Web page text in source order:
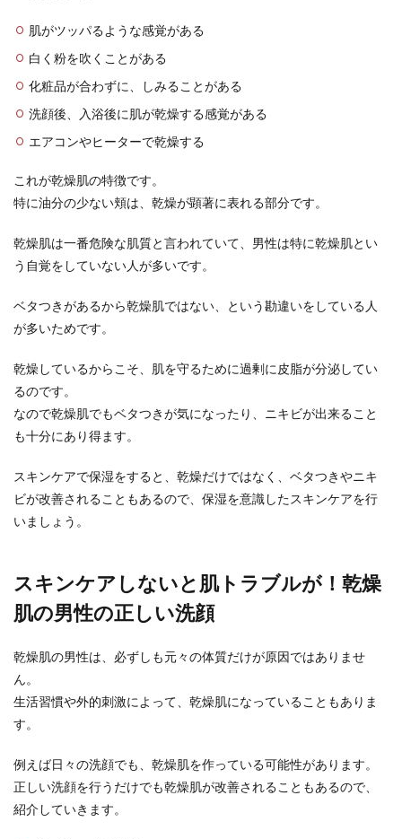
テるカッコいいイメージになりたいという男性
左手薬指に指輪をする男性は既婚者？
彼女持ち？男性心理を解説
好きになった男性の左手薬指に指輪を発見した
ら、その人が結婚をしているのか、特定のお相手
男性が可愛い子だけにみせる態度、思
とでは態度が明らかに違います。 態度をみれば一
髭をおしゃれにカッコよく！女子ウケ
の良いあご髭の手入れ方法
肌がツッパるような感覚がある
白く粉を吹くことがある
化粧品が合わずに、しみることがある
洗顔後、入浴後に肌が乾燥する感覚がある
エアコンやヒーターで乾燥する
これが乾燥肌の特徴です。
特に油分の少ない頬は、乾燥が顕著に表れる部分です。
乾燥肌は一番危険な肌質と言われていて、男性は特に乾燥肌とい
う自覚をしていない人が多いです。
ベタつきがあるから乾燥肌ではない、という勘違いをしている人
が多いためです。
乾燥しているからこそ、肌を守るために過剰に皮脂が分泌してい
るのです。
なので乾燥肌でもベタつきが気になったり、ニキビが出来ること
も十分にあり得ます。
スキンケアで保湿をすると、乾燥だけではなく、ベタつきやニキ
ビが改善されることもあるので、保湿を意識したスキンケアを行
いましょう。
スキンケアしないと肌トラブルが！乾燥
肌の男性の正しい洗顔
乾燥肌の男性は、必ずしも元々の体質だけが原因ではありませ
ん。
生活習慣や外的刺激によって、乾燥肌になっていることもありま
す。
例えば日々の洗顔でも、乾燥肌を作っている可能性があります。
正しい洗顔を行うだけでも乾燥肌が改善されることもあるので、
紹介していきます。